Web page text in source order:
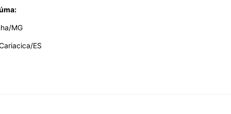
MG
ES